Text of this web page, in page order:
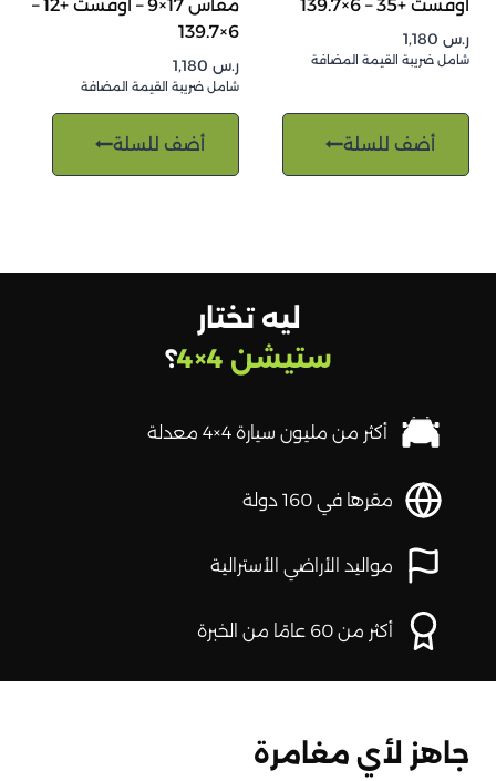
أوفست +35 – 6×139.7
ر.س
شامل ضريبة القيمة المضافة
أضف للسلة
مقاس 17×9 – أوفست +12 –
6×139.7
ر.س
شامل ضريبة القيمة المضافة
أضف للسلة
ليه تختار
ستيشن 4×4
؟
أكثر من مليون سيارة 4×4 معدلة
مقرها في 160 دولة
مواليد الأراضي الأسترالية
أكثر من 60 عامًا من الخبرة
جاهز لأي مغامرة